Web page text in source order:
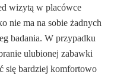
wizytą w placówce
nie ma na sobie żadnych
badania. W przypadku
ulubionej zabawki
się bardziej komfortowo